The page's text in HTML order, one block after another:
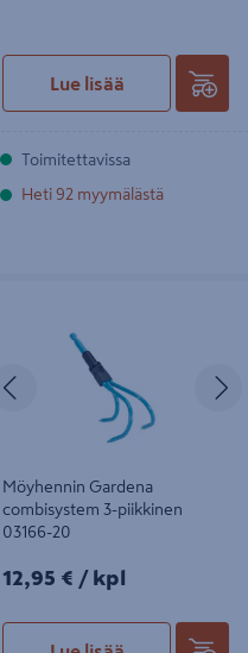
Lue lisää
Toimitettavissa
Heti 92 myymälästä
Edellinen
Möyhennin Gardena
combisystem 3-piikkinen
03166-20
12,95€/kpl
12,95 € / kpl